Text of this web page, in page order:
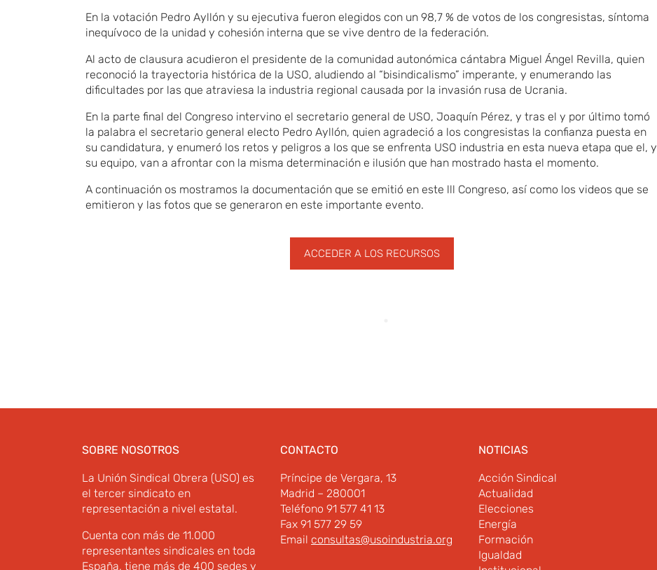
En la votación Pedro Ayllón y su ejecutiva fueron elegidos con un 98,7 % de votos de los congresistas, síntoma
inequívoco de la unidad y cohesión interna que se vive dentro de la federación.
Al acto de clausura acudieron el presidente de la comunidad autonómica cántabra Miguel Ángel Revilla, quien
reconoció la trayectoria histórica de la USO, aludiendo al “bisindicalismo” imperante, y enumerando las
dificultades por las que atraviesa la industria regional causada por la invasión rusa de Ucrania.
En la parte final del Congreso intervino el secretario general de USO, Joaquín Pérez, y tras el y por último tomó
la palabra el secretario general electo Pedro Ayllón, quien agradeció a los congresistas la confianza puesta en
su candidatura, y enumeró los retos y peligros a los que se enfrenta USO industria en esta nueva etapa que el, y
su equipo, van a afrontar con la misma determinación e ilusión que han mostrado hasta el momento.
A continuación os mostramos la documentación que se emitió en este lll Congreso, así como los videos que se
emitieron y las fotos que se generaron en este importante evento.
ACCEDER A LOS RECURSOS
SOBRE NOSOTROS
La Unión Sindical Obrera (USO) es
el tercer sindicato en
representación a nivel estatal.
Cuenta con más de 11.000
representantes sindicales en toda
España, tiene más de 400 sedes y
CONTACTO
Príncipe de Vergara, 13
Madrid – 280001
Teléfono 91 577 41 13
Fax 91 577 29 59
Email consultas@usoindustria.org
NOTICIAS
Acción Sindical
Actualidad
Elecciones
Energía
Formación
Igualdad